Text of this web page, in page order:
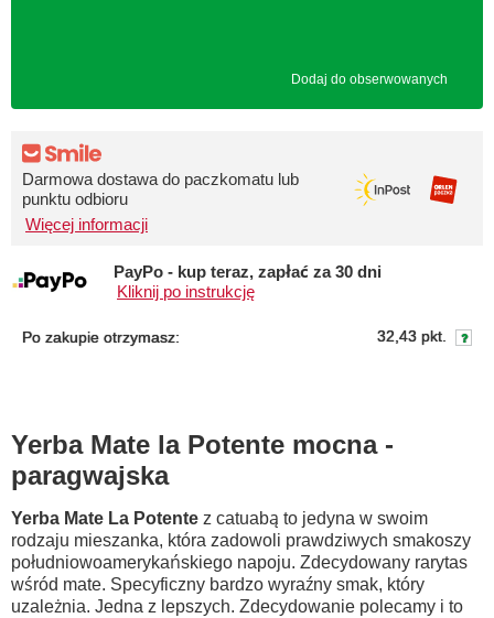
Dodaj do obserwowanych
Darmowa dostawa do paczkomatu lub
punktu odbioru
Więcej informacji
PayPo - kup teraz, zapłać za 30 dni
Kliknij po instrukcję
Po zakupie otrzymasz: 32,43 pkt.
Yerba Mate la Potente mocna -
paragwajska
Yerba Mate La Potente z catuabą to jedyna w swoim
rodzaju mieszanka, która zadowoli prawdziwych smakoszy
południowoamerykańskiego napoju. Zdecydowany rarytas
wśród mate. Specyficzny bardzo wyraźny smak, który
uzależnia. Jedna z lepszych. Zdecydowanie polecamy i to